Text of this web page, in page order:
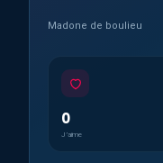
Madone de boulieu
0
J’aime